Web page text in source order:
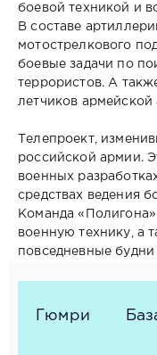
боевой техникой и
В составе
мотострелкового
боевые задачи по
террористов. А
летчиков армейской
Телепроект,
российской армии.
военных
средствах ведения
Команда
военную технику, а
повседневные
Гюмри